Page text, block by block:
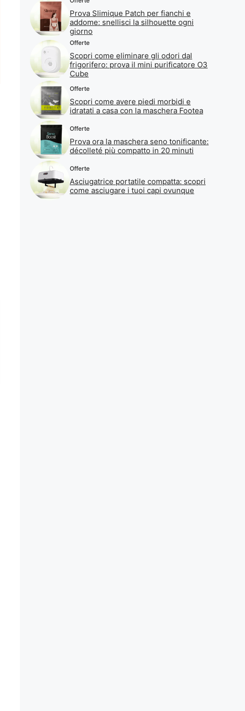
Prova Slimique Patch per fianchi e
addome: snellisci la silhouette ogni
giorno
Offerte
Scopri come eliminare gli odori dal
frigorifero: prova il mini purificatore O3
Cube
Offerte
Scopri come avere piedi morbidi e
idratati a casa con la maschera Footea
Offerte
Prova ora la maschera seno tonificante:
décolleté più compatto in 20 minuti
Offerte
Asciugatrice portatile compatta: scopri
come asciugare i tuoi capi ovunque